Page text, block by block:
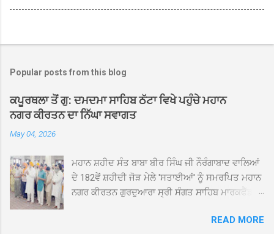
Popular posts from this blog
ਕਪੂਰਥਲਾ ਤੋਂ ਗੁ: ਦਮਦਮਾ ਸਾਹਿਬ ਠੱਟਾ ਵਿਖੇ ਪਹੁੰਚੇ ਮਹਾਨ
ਨਗਰ ਕੀਰਤਨ ਦਾ ਨਿੱਘਾ ਸਵਾਗਤ
May 04, 2026
ਮਹਾਨ ਸ਼ਹੀਦ ਸੰਤ ਬਾਬਾ ਬੀਰ ਸਿੰਘ ਜੀ ਨੌਰੰਗਾਬਾਦ ਵਾਲਿਆਂ
ਦੇ 182ਵੇਂ ਸ਼ਹੀਦੀ ਜੋੜ ਮੇਲੇ 'ਸਤਾਈਆਂ' ਨੂੰ ਸਮਰਪਿਤ ਮਹਾਨ
ਨਗਰ ਕੀਰਤਨ ਗੁਰਦੁਆਰਾ ਸ੍ਰੀ ਸੰਗਤ ਸਾਹਿਬ ਮਾਰਕਫੈੱਡ
ਸਰਪ੍ਰਸਤੀ ਹੇਠ, ਪੰਜ ਪਿਆਰਿਆਂ ਦੀ ਅਗਵਾਈ ਵਿੱਚ
READ MORE